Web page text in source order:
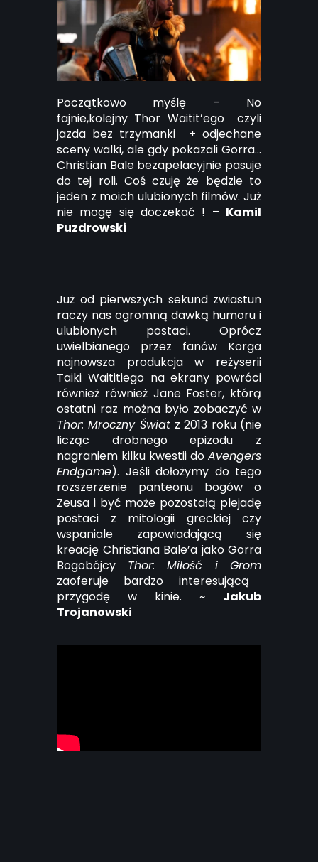
Początkowo myślę – No
fajnie,kolejny Thor Waitit’ego czyli
jazda bez trzymanki + odjechane
sceny walki, ale gdy pokazali Gorra…
Christian Bale bezapelacyjnie pasuje
do tej roli. Coś czuję że będzie to
jeden z moich ulubionych filmów. Już
nie mogę się doczekać ! – Kamil
Puzdrowski
Już od pierwszych sekund zwiastun
raczy nas ogromną dawką humoru i
ulubionych postaci. Oprócz
uwielbianego przez fanów Korga
najnowsza produkcja w reżyserii
Taiki Waititiego na ekrany powróci
również również Jane Foster, którą
ostatni raz można było zobaczyć w
Thor: Mroczny Świat z 2013 roku (nie
licząc drobnego epizodu z
nagraniem kilku kwestii do Avengers
Endgame). Jeśli dołożymy do tego
rozszerzenie panteonu bogów o
Zeusa i być może pozostałą plejadę
postaci z mitologii greckiej czy
wspaniale zapowiadającą się
kreację Christiana Bale’a jako Gorra
Bogobójcy Thor: Miłość i Grom
zaoferuje bardzo interesującą
przygodę w kinie. ~ Jakub
Trojanowski